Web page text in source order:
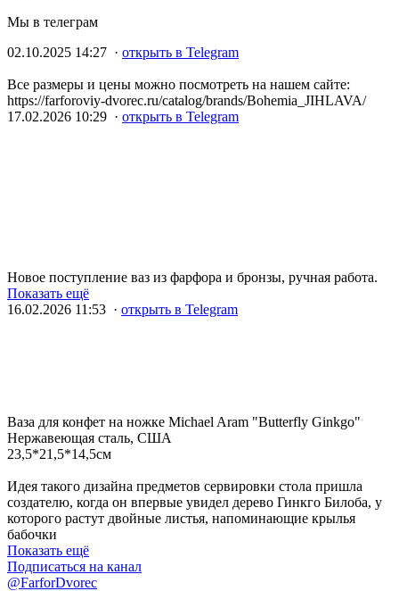
Мы в телеграм
02.10.2025 14:27 · открыть в Telegram
Все размеры и цены можно посмотреть на нашем сайте:
https://farforoviy-dvorec.ru/catalog/brands/Bohemia_JIHLAVA/
17.02.2026 10:29 · открыть в Telegram
Новое поступление ваз из фарфора и бронзы, ручная работа.
Показать ещё
16.02.2026 11:53 · открыть в Telegram
Ваза для конфет на ножке Michael Aram "Butterfly Ginkgo"
Нержавеющая сталь, США
23,5*21,5*14,5см
Идея такого дизайна предметов сервировки стола пришла
создателю, когда он впервые увидел дерево Гинкго Билоба, у
которого растут двойные листья, напоминающие крылья
бабочки
Показать ещё
Подписаться на канал
@FarforDvorec